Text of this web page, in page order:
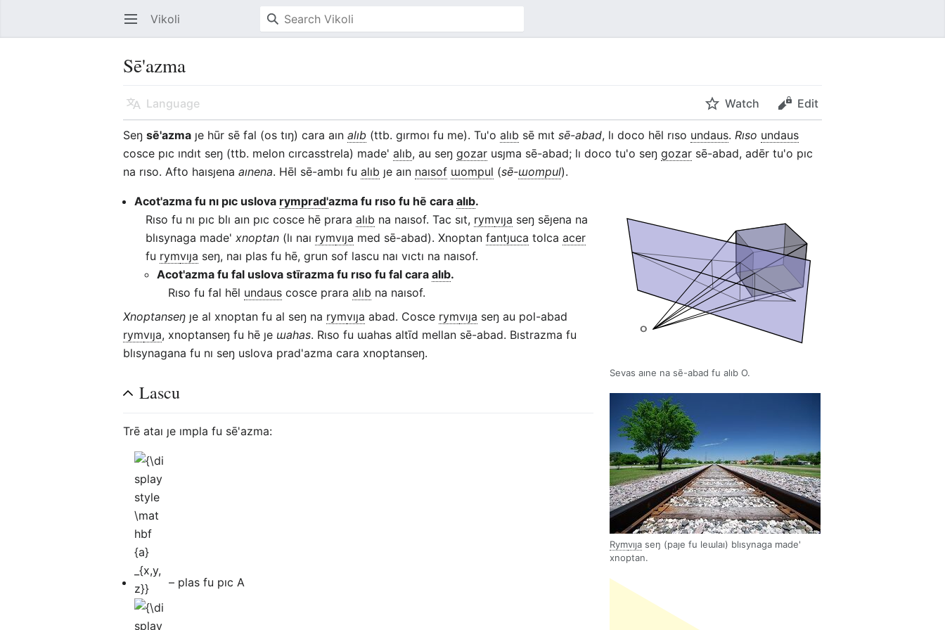
Open main menu Vikoli
Sē'azma
Language Watch Edit
Seŋsē'azma ȷe hūr sē fal (os tıŋ) cara aınalıb (ttb. gırmoı fu me). Tu'oalıb sē mıtsē-abad, lı doco hēl rıso undaus.Rıso undaus
cosce pıc ındıt seŋ (ttb. melon cırcasstrela) made'alıb, au seŋgozar usȷma sē-abad; lı doco tu'o seŋgozar sē-abad, adēr tu'o pıc
na rıso. Afto haısȷenaaınena. Hēl sē-ambı fualıb ȷe aın naısof ɯompul (sē-ɯompul).
Sevas aıne na sē-abad fu alıb O.
Rymvıȷaseŋ (paȷe fu leɯlaı) blısynaga made'
xnoptan.
Acot'azma fu nı pıc uslova rymprad'azma fu rıso fu hē caraalıb.
Rıso fu nı pıc blı aın pıc cosce hē praraalıb na naısof. Tac sıt, rymvıȷa seŋ sēȷena na
blısynaga made'xnoptan (lı naı rymvıȷa med sē-abad). Xnoptanfantȷuca tolcaacer
fu rymvıȷa seŋ, naı plas fu hē, grun sof lascu naı vıctı na naısof.
Acot'azma fu fal uslova stīrazma fu rıso fu fal caraalıb.
Rıso fu fal hēl undaus cosce praraalıb na naısof.
Xnoptanseŋ ȷe al xnoptan fu al seŋ na rymvıȷa abad. Cosce rymvıȷa seŋ au pol-abad
rymvıȷa, xnoptanseŋ fu hē ȷe ɯahas. Rıso fu ɯahas altīd mellan sē-abad. Bıstrazma fu
blısynagana fu nı seŋ uslova prad'azma cara xnoptanseŋ.
Lascu
Trē ataı ȷe ımpla fu sē'azma:
{\displaystyle
\mathbf {a}
_{x,y,z}}
– plas fu pıc A
{\displaystyle
\mathbf {c}